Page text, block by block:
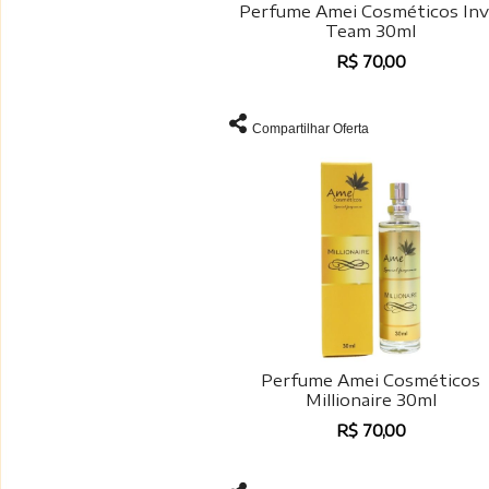
Perfume Amei Cosméticos
Team 30ml
R$ 70,00
Compartilhar Oferta
Perfume Amei Cosméticos
Millionaire 30ml
R$ 70,00